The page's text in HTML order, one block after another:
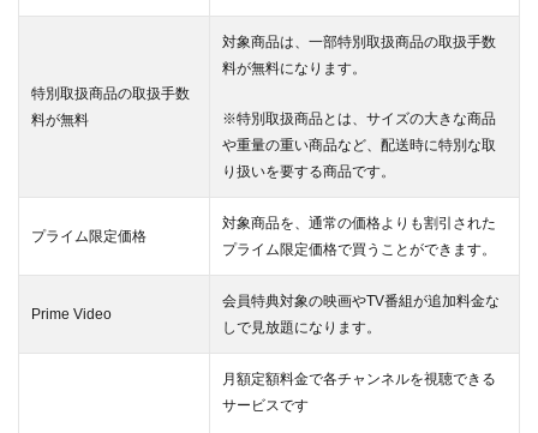
特別取扱商品の取扱手数
料が無料
対象商品は、一部特別取扱商品の取扱手数
料が無料になります。
※特別取扱商品とは、サイズの大きな商品
や重量の重い商品など、配送時に特別な取
り扱いを要する商品です。
プライム限定価格
対象商品を、通常の価格よりも割引された
プライム限定価格で買うことができます。
Prime Video
会員特典対象の映画やTV番組が追加料金な
しで見放題になります。
月額定額料金で各チャンネルを視聴できる
サービスです